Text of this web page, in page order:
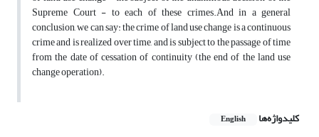
Supreme Court - to each of these crimes.And in a general
conclusion, we can say: the crime of land use change is a continuous
crime and is realized over time, and is subject to the passage of time
from the date of cessation of continuity (the end of the land use
change operation).
کلیدواژه‌ها English